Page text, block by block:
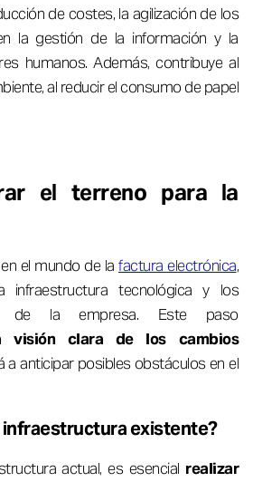
de costes, la agilización de los
la gestión de la información y la
humanos. Además, contribuye al
al reducir el consumo de papel
el terreno para la
el mundo de la factura electrónica,
infraestructura tecnológica y los
de la empresa. Este paso
visión clara de los cambios
a anticipar posibles obstáculos en el
infraestructura existente?
actual, es esencial realizar